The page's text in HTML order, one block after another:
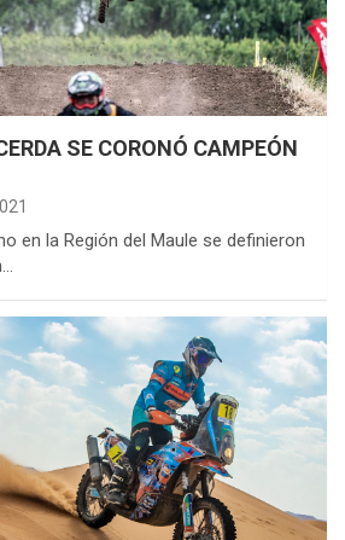
SE CORONÓ CAMPEÓN
en la Región del Maule se definieron